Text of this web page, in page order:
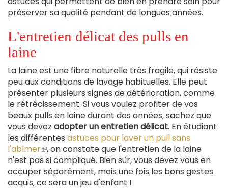
préserver sa qualité pendant de longues années.
L'entretien délicat des pulls en
laine
La laine est une fibre naturelle très fragile, qui résiste
peu aux conditions de lavage habituelles. Elle peut
présenter plusieurs signes de détérioration, comme
le rétrécissement. Si vous voulez profiter de vos
beaux pulls en laine durant des années, sachez que
vous devez adopter un entretien délicat. En étudiant
les différentes astuces pour laver un pull sans
l'abîmer(le
lien
est
externe)
, on constate que l'entretien de la laine
n'est pas si compliqué. Bien sûr, vous devez vous en
occuper séparément, mais une fois les bons gestes
acquis, ce sera un jeu d'enfant !